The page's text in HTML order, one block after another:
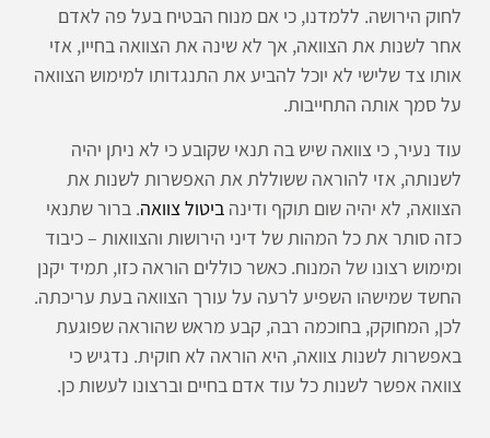
לחוק הירושה. ללמדנו, כי אם מנוח הבטיח בעל פה לאדם
אחר לשנות את הצוואה, אך לא שינה את הצוואה בחייו, אזי
אותו צד שלישי לא יוכל להביע את התנגדותו למימוש הצוואה
על סמך אותה התחייבות.
עוד נעיר, כי צוואה שיש בה תנאי שקובע כי לא ניתן יהיה
לשנותה, אזי להוראה ששוללת את האפשרות לשנות את
הצוואה, לא יהיה שום תוקף ודינהביטול צוואה. ברור שתנאי
כזה סותר את כל המהות של דיני הירושות והצוואות – כיבוד
ומימוש רצונו של המנוח. כאשר כוללים הוראה כזו, תמיד יקנן
החשד שמישהו השפיע לרעה על עורך הצוואה בעת עריכתה.
לכן, המחוקק, בחוכמה רבה, קבע מראש שהוראה שפוגעת
באפשרות לשנות צוואה, היא הוראה לא חוקית. נדגיש כי
צוואה אפשר לשנות כל עוד אדם בחיים וברצונו לעשות כן.